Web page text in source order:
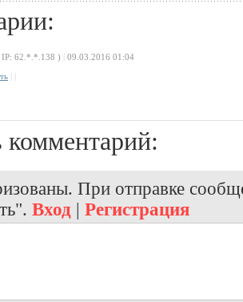
IP: 62.*.*.138 )
09.03.2016 01:04
комментарий:
При отправке
Вход | Регистрация